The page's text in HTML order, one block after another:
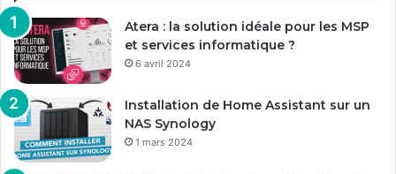
Atera : la solution idéale pour les MSP
et services informatique ?
6 avril 2024
Installation de Home Assistant sur un
NAS Synology
1 mars 2024